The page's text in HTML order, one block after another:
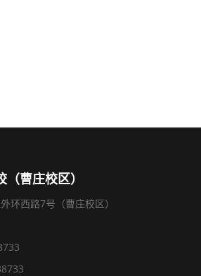
曹庄校区）
环西路7号（曹庄校区）